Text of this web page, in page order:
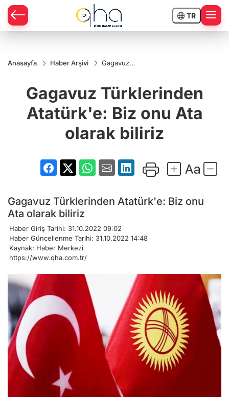
TR
Anasayfa Haber Arşivi
Gagavuz
Biz onu Ata
olarak biliriz
Gagavuz Türklerinden
Atatürk'e: Biz onu Ata
olarak biliriz
Gagavuz Türklerinden Atatürk'e: Biz onu
Ata olarak biliriz
Haber Giriş Tarihi: 31.10.2022 09:02
Haber Güncellenme Tarihi: 31.10.2022 14:48
Kaynak: Haber Merkezi
https://www.qha.com.tr/